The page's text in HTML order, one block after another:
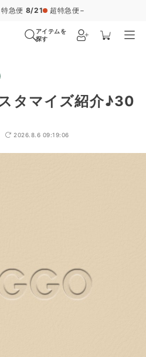
特急便 8/21 超特急便 −
アイテムを
探す
タマイズ紹介♪30
2026.8.6 09:19:06